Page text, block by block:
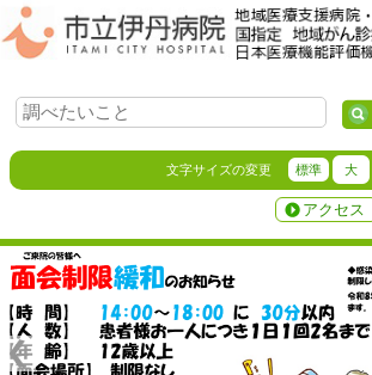
文字サイズの変更 標準 大
アクセス